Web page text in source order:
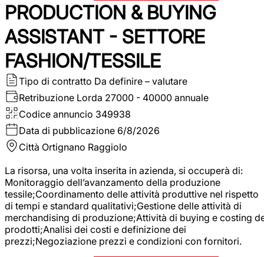
PRODUCTION & BUYING
ASSISTANT - SETTORE
FASHION/TESSILE
Tipo di contratto Da definire – valutare
Retribuzione Lorda 27000 - 40000 annuale
Codice annuncio 349938
Data di pubblicazione 6/8/2026
Città Ortignano Raggiolo
La risorsa, una volta inserita in azienda, si occuperà di:
Monitoraggio dell’avanzamento della produzione
tessile;Coordinamento delle attività produttive nel rispetto
di tempi e standard qualitativi;Gestione delle attività di
merchandising di produzione;Attività di buying e costing
prodotti;Analisi dei costi e definizione dei
prezzi;Negoziazione prezzi e condizioni con fornitori.